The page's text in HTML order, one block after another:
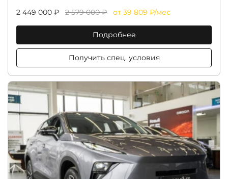
2 449 000 ₽ 2 579 000 ₽ от 39 809 ₽/мес
Подробнее
Получить спец. условия